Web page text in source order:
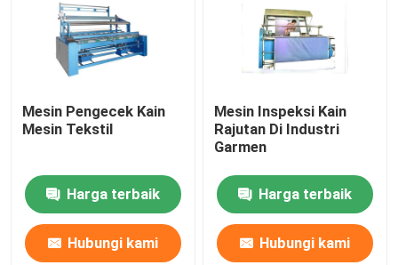
Mesin Pengecek Kain
Mesin Tekstil
Harga terbaik
Hubungi kami
Mesin Inspeksi Kain
Rajutan Di Industri
Garmen
Harga terbaik
Hubungi kami